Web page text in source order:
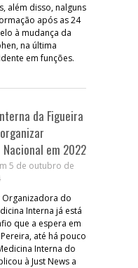
além disso, nalguns
após as 24
à mudança da
na última
em funções.
da Figueira
Nacional em 2022
5 de outubro de
Organizadora do
Interna já está
que a espera em
até há pouco
Interna do
à Just News a